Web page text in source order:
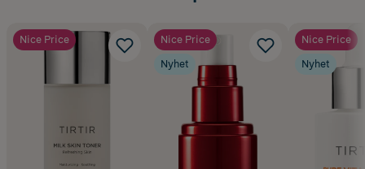
Nice Price
Nice Price
Nyhet
Nice Price
Nyhet